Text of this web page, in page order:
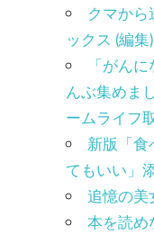
クマか
ックス (編集)
「がん
んぶ集めま
ームライフ
新版「食
てもいい」
追憶の美
本を読め